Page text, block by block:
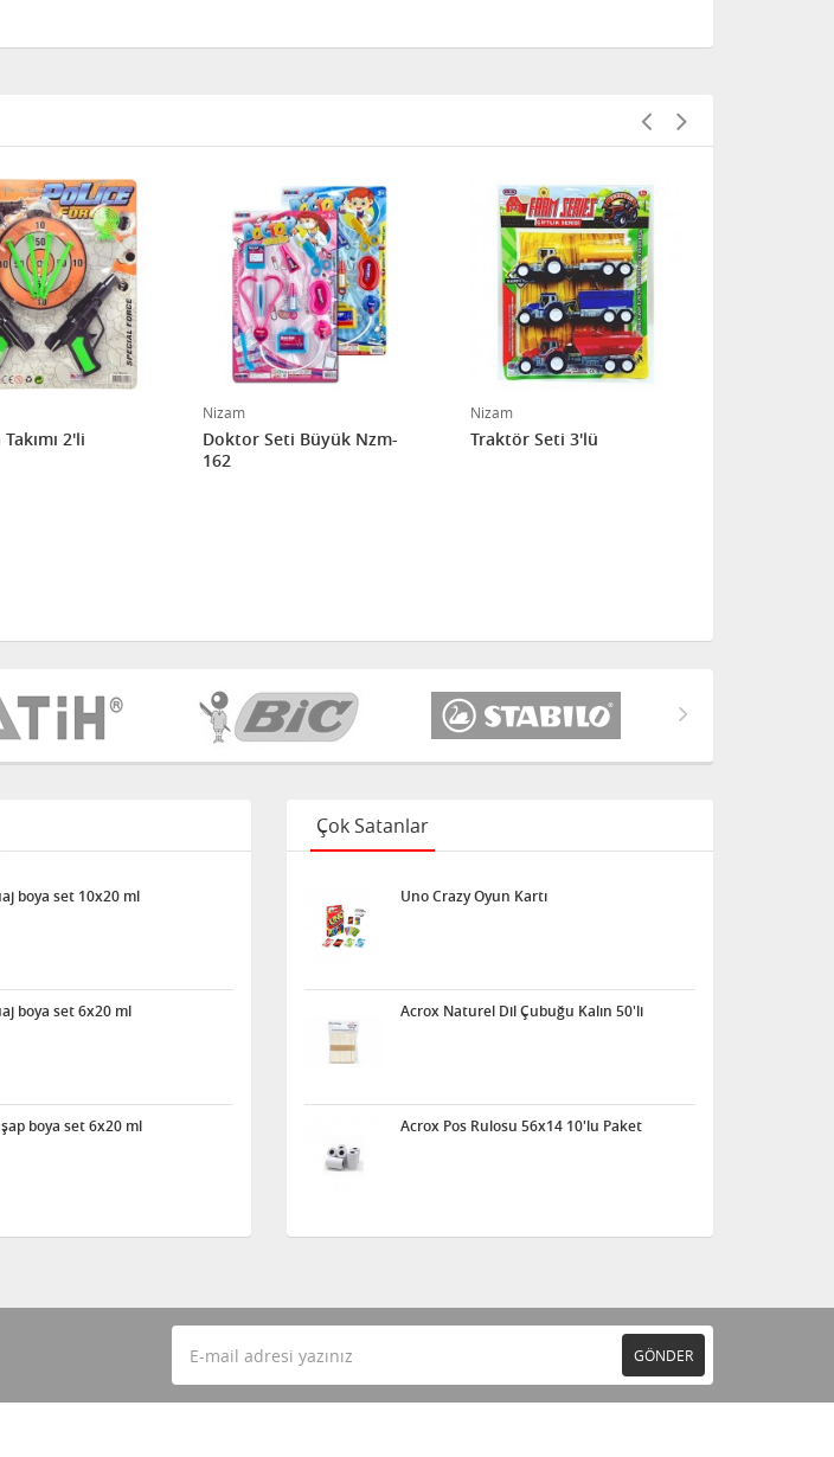
2'li
Nizam
Doktor Seti Büyük Nzm-
162
Nizam
Traktör Seti 3'lü
boya set 10x20 ml
boya set 6x20 ml
boya set 6x20 ml
Çok Satanlar
Uno Crazy Oyun Kartı
Acrox Naturel Dil Çubuğu Kalın 50'li
Acrox Pos Rulosu 56x14 10'lu Paket
GÖNDER